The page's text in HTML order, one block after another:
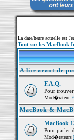
La date/heure actuelle est
Tout sur les MacBook
A lire avant de
F.A.Q.
Pour trouver
Mod�rateur
MacBook &
MacBook
Pour parler
Mod�rateurs